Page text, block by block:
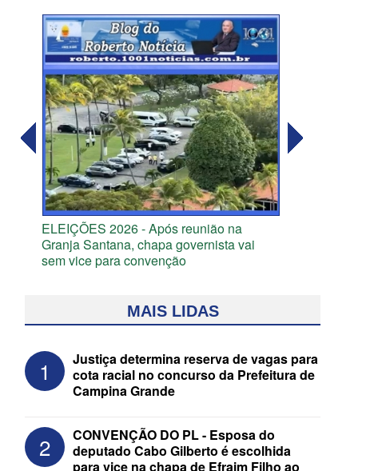
ELEIÇÕES 2026 - Após reunião na
Granja Santana, chapa governista vai
sem vice para convenção
MAIS LIDAS
1
Justiça determina reserva de vagas para
cota racial no concurso da Prefeitura de
Campina Grande
2
CONVENÇÃO DO PL - Esposa do
deputado Cabo Gilberto é escolhida
para vice na chapa de Efraim Filho ao